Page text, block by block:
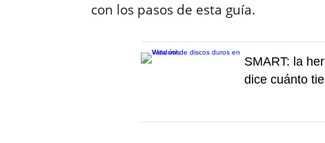
con los pasos de esta guía.
SMART: la
dice cuánto